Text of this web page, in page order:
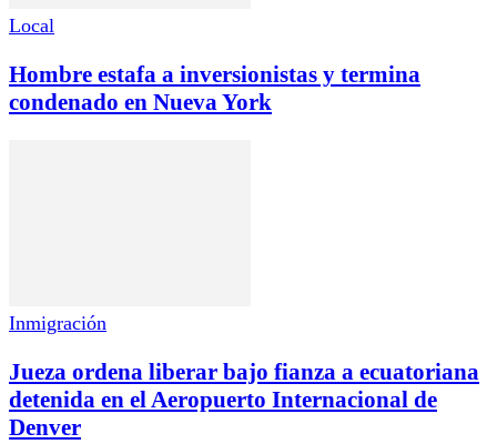
Local
Hombre estafa a inversionistas y termina
condenado en Nueva York
Inmigración
Jueza ordena liberar bajo fianza a ecuatoriana
detenida en el Aeropuerto Internacional de
Denver